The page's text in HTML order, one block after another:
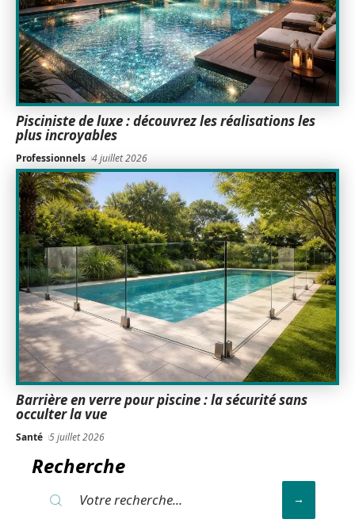
Pisciniste de luxe : découvrez les réalisations les
plus incroyables
Professionnels 4 juillet 2026
Barrière en verre pour piscine : la sécurité sans
occulter la vue
Santé 5 juillet 2026
Recherche